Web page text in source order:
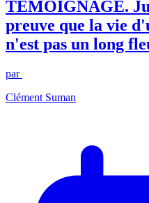
TÉMOIGNAGE.
preuve que la vie
n'est pas un long
par
Clément Suman